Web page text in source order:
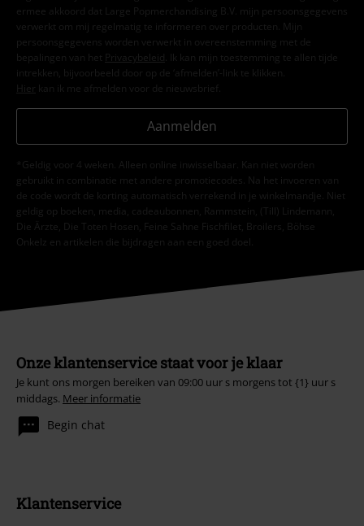
ermee akkoord dat Large Popmerchandising B.V. mijn persoonsgegevens
verwerkt om mij regelmatig te informeren over producten. Mijn
persoonsgegevens worden verwerkt in overeenstemming met de
bepalingen van het
Privacybeleid . Ik kan mijn toestemming te allen tijde
intrekken, bijvoorbeeld door op de ‘afmelden’-link te klikken.
Hier kan ik me afmelden voor de nieuwsbrief.
Aanmelden
*Geldig voor 4 weken. Alleen online inwisselbaar. Kan niet worden
gebruikt in combinatie met andere promotiecodes. Na het invoeren van
de code wordt de korting automatisch verrekend in je winkelmandje. Niet
geldig op boeken, media, cadeaubonnen, Rammstein, (Till) Lindemann,
Die Ärzte, Die Toten Hosen, Feine Sahne Fischfilet, Broilers, Böhse
Onkelz en artikelen die bijdragen aan een goed doel.
Onze klantenservice staat voor je klaar
Je kunt ons morgen bereiken van 09:00 uur s morgens tot {1} uur s
middags. Meer informatie
Begin chat
Klantenservice